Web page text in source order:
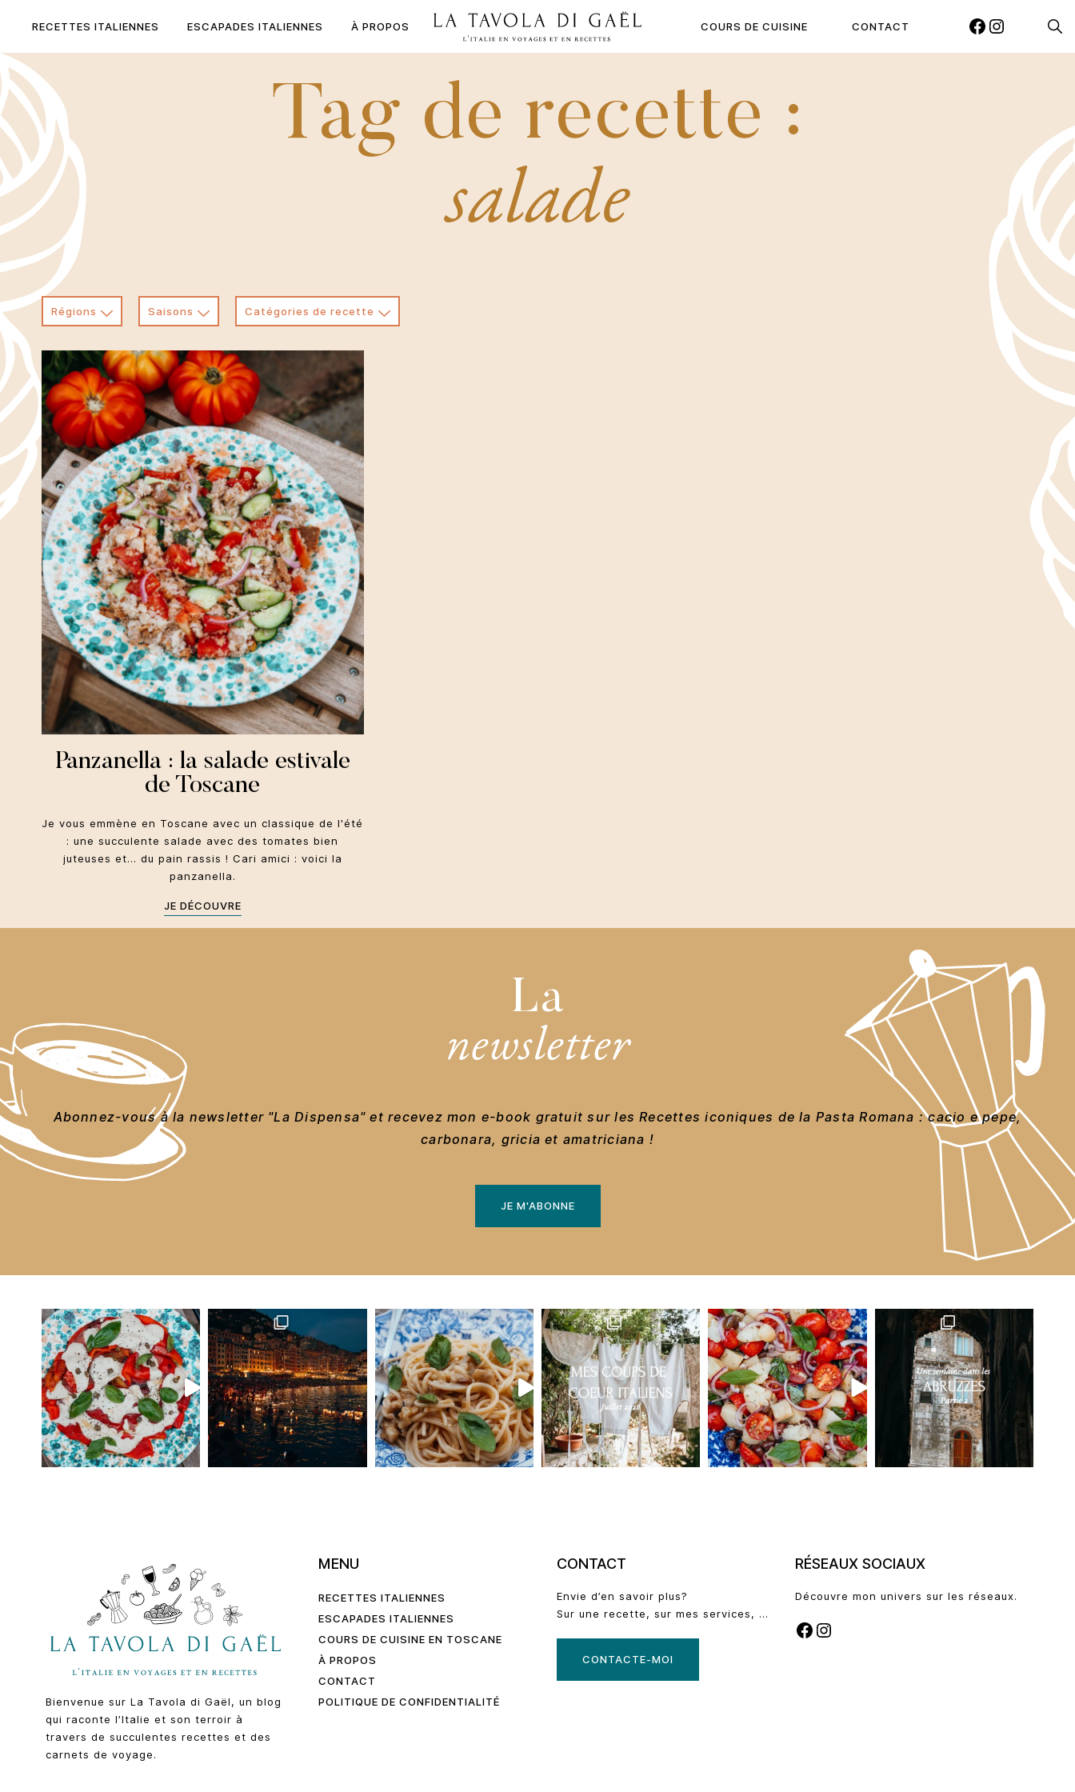
RECETTES ITALIENNES ESCAPADES ITALIENNES À PROPOS
LA
GAËL
COURS DE CUISINE CONTACT
FACEBOOK
INSTAGRAM
Tag de recette :
salade
Régions Saisons Catégories de recette
Toscane
Primi
Été
Panzanella : la salade estivale
de Toscane
Je vous emmène en Toscane avec un classique de l'été
: une succulente salade avec des tomates bien
juteuses et... du pain rassis ! Cari amici : voici la
panzanella.
JE DÉCOUVRE
La
newsletter
Abonnez-vous à la newsletter "La Dispensa" et recevez mon e-book gratuit sur les Recettes iconiques de la Pasta Romana : cacio e pepe,
carbonara, gricia et amatriciana !
JE M'ABONNE
Bienvenue sur La Tavola di Gaël, un blog
qui raconte l’Italie et son terroir à
travers de succulentes recettes et des
carnets de voyage.
MENU
RECETTES ITALIENNES
ESCAPADES ITALIENNES
COURS DE CUISINE EN TOSCANE
À PROPOS
CONTACT
POLITIQUE DE CONFIDENTIALITÉ
CONTACT
Envie d’en savoir plus?
Sur une recette, sur mes services, …
CONTACTE-MOI
RÉSEAUX SOCIAUX
Découvre mon univers sur les réseaux.
FACEBOOK
INSTAGRAM